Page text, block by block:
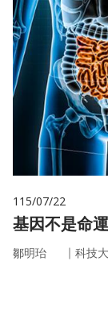
115/07/22
鄒明珆 ｜ 科技